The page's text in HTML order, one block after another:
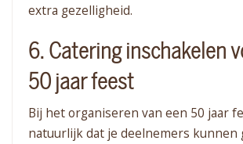
extra gezelligheid.
6. Catering inschakelen
50 jaar feest
Bij het organiseren van een 50 jaar
natuurlijk dat je deelnemers kunnen